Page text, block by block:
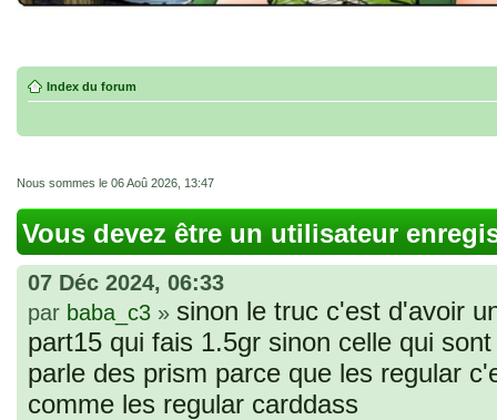
Index du forum
Nous sommes le 06 Aoû 2026, 13:47
Vous devez être un utilisateur
07 Déc 2024, 06:33
par baba_c3 » sinon le truc c'est d'avoir
part15 qui fais 1.5gr sinon celle qui
parle des prism parce que les regular
comme les regular carddass